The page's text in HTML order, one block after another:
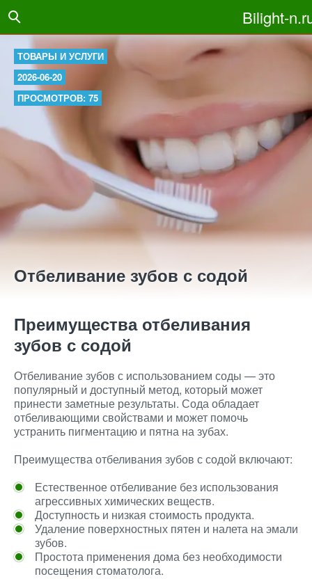
Bilight-
ТОВАРЫ И УСЛУГИ
2026-06-20
ПРОСМОТРОВ: 75
Отбеливание зубов с содой
Преимущества отбеливания
зубов с содой
Отбеливание зубов с использованием соды — это
популярный и доступный метод, который может
принести заметные результаты. Сода обладает
отбеливающими свойствами и может помочь
устранить пигментацию и пятна на зубах.
Преимущества отбеливания зубов с содой включают:
Естественное отбеливание без использования
агрессивных химических веществ.
Доступность и низкая стоимость продукта.
Удаление поверхностных пятен и налета на эмали
зубов.
Простота применения дома без необходимости
посещения стоматолога.